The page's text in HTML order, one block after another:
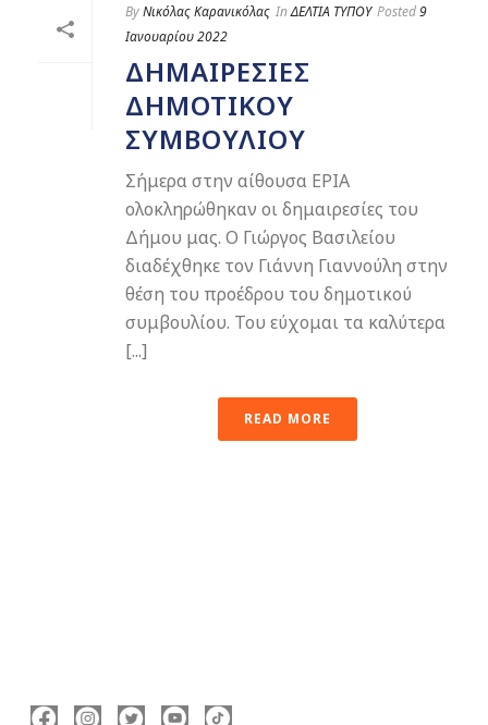
ByΝικόλας Καρανικόλας InΔΕΛΤΙΑ ΤΥΠΟΥ Posted9
Ιανουαρίου 2022
ΔΗΜΑΙΡΕΣΊΕΣ
ΔΗΜΟΤΙΚΟΎ
ΣΥΜΒΟΥΛΊΟΥ
Σήμερα στην αίθουσα ΕΡΙΑ
ολοκληρώθηκαν οι δημαιρεσίες του
Δήμου μας. Ο Γιώργος Βασιλείου
διαδέχθηκε τον Γιάννη Γιαννούλη στην
θέση του προέδρου του δημοτικού
συμβουλίου. Του εύχομαι τα καλύτερα
[...]
READ MORE